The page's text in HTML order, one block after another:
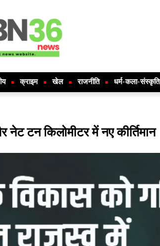
क्राइम खेल राजनीति धर्म-कला-संस्कृति
नेट टन किलोमीटर में नए कीर्तिमान